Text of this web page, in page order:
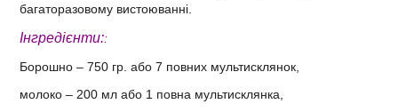
багаторазовому вистоюванні.
Інгредієнти::
Борошно – 750 гр. або 7 повних мультисклянок,
молоко – 200 мл або 1 повна мультисклянка,